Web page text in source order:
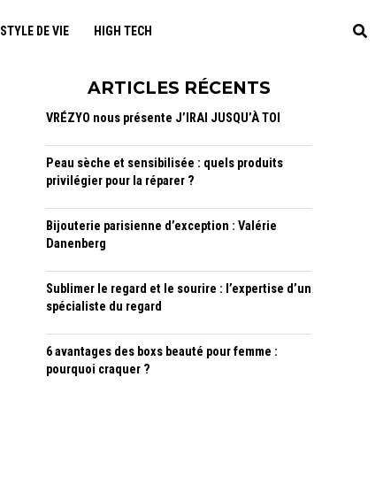
STYLE DE VIE HIGH TECH
ARTICLES RÉCENTS
VRÉZYO nous présente J’IRAI JUSQU’À TOI
Peau sèche et sensibilisée : quels produits
privilégier pour la réparer ?
Bijouterie parisienne d’exception : Valérie
Danenberg
Sublimer le regard et le sourire : l’expertise d’un
spécialiste du regard
6 avantages des boxs beauté pour femme :
pourquoi craquer ?